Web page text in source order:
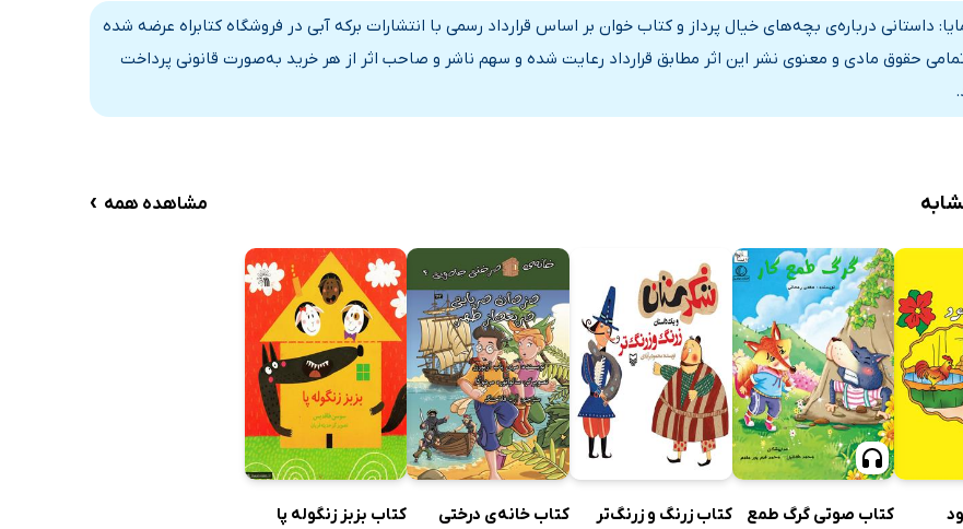
داستانی درباره‌ی بچه‌های خیال پرداز و کتاب خوان بر اساس قرارداد رسمی با انتشارات برکه آبی در فروشگاه کتابراه عرضه شده
حقوق مادی و معنوی نشر این اثر مطابق قرارداد رعایت شده و سهم ناشر و صاحب اثر از هر خرید به‌صورت قانونی پرداخت
مشاهده همه ›
کتاب صوتی گرگ طمع
کتاب زرنگ و زرنگ‌تر
کتاب خانه‌ی درختی
کتاب بزبز‌ زنگوله پا